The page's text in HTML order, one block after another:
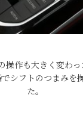
操作も大きく変わ
シフトのつまみを
た。